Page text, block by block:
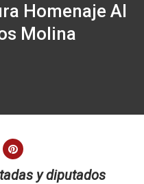
Homenaje Al
Molina
y diputados